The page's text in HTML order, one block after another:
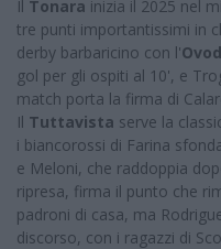
Il Tonara inizia il 2025 nel
tre punti importantissimi in
derby barbaricino con l'
gol per gli ospiti al 10', e
match porta la firma di
Il Tuttavista serve la
i biancorossi di Farina
e Meloni, che raddoppia
ripresa, firma il punto che
padroni di casa, ma
discorso, con i ragazzi di